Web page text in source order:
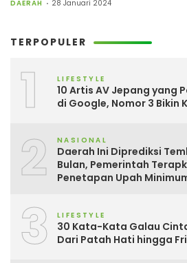
DAERAH 28 Januari 2024
TERPOPULER
1 LIFESTYLE
10 Artis AV Jepang yang
di Google, Nomor 3 Bikin
2 NASIONAL
Daerah Ini Diprediksi
Bulan, Pemerintah
Penetapan Upah
3 LIFESTYLE
30 Kata-Kata Galau
Dari Patah Hati hingga